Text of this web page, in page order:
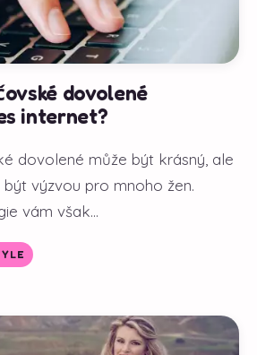
dovolené
internet?
dovolené může být krásný, ale
výzvou pro mnoho žen.
vám však...